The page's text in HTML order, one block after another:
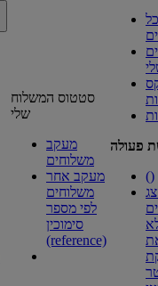
סטטוס המשלוח
שלי
מעקב
משלוחים
מעקב אחר
משלוחים
לפי מספר
סימוכין
(reference)
כל
פעולה
()